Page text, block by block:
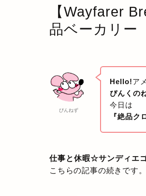
【Wayfarer
品ベーカリー
ぴんねず
Hello!ア
ぴんくの
今日は
『絶品ク
仕事と休暇☆サンディエ
こちらの記事の続きです。